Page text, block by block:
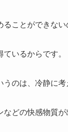
ことができない
いるからです。
のは、冷静に
どの快感物質が